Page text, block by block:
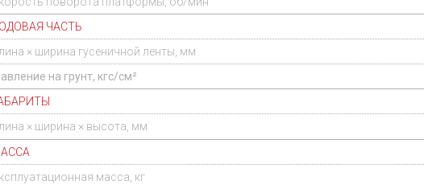
ЧАСТЬ
× ширина гусеничной ленты, мм
на грунт, кгс/см²
× ширина × высота, мм
масса, кг